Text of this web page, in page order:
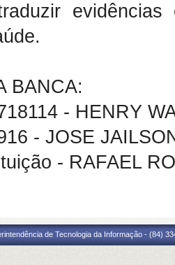
BANCA:
- HENRY
- JOSE
- RAFAEL
de Tecnologia da Informação - (84)